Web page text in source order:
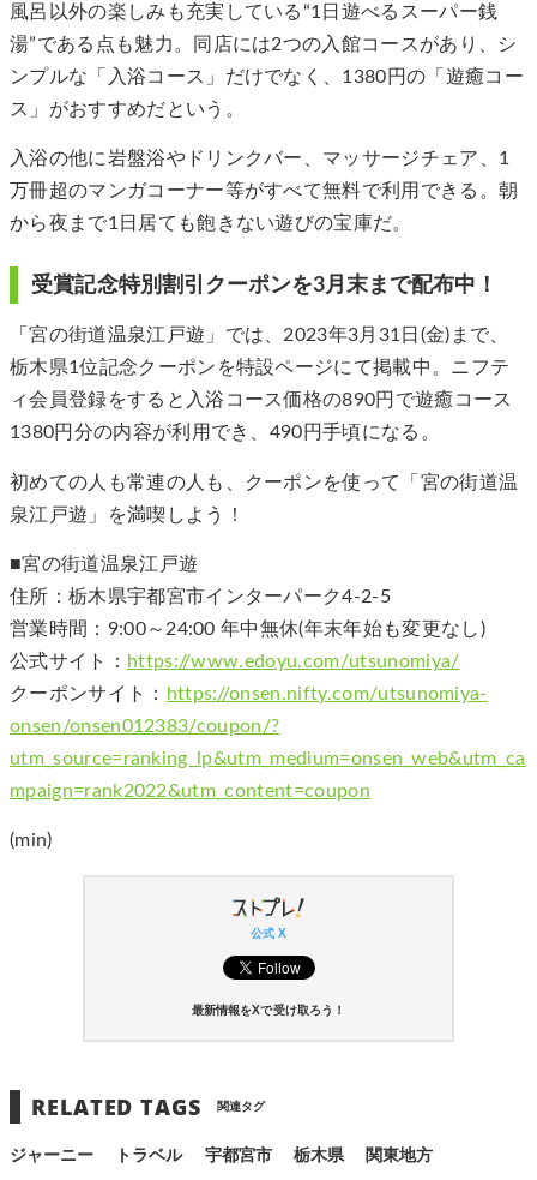
風呂以外の楽しみも充実している“1日遊べるスーパー銭
湯”である点も魅力。同店には2つの入館コースがあり、シ
ンプルな「入浴コース」だけでなく、1380円の「遊癒コー
ス」がおすすめだという。
入浴の他に岩盤浴やドリンクバー、マッサージチェア、1
万冊超のマンガコーナー等がすべて無料で利用できる。朝
から夜まで1日居ても飽きない遊びの宝庫だ。
受賞記念特別割引クーポンを3月末まで配布中！
「宮の街道温泉江戸遊」では、2023年3月31日(金)まで、
栃木県1位記念クーポンを特設ページにて掲載中。ニフテ
ィ会員登録をすると入浴コース価格の890円で遊癒コース
1380円分の内容が利用でき、490円手頃になる。
初めての人も常連の人も、クーポンを使って「宮の街道温
泉江戸遊」を満喫しよう！
■宮の街道温泉江戸遊
住所：栃木県宇都宮市インターパーク4-2-5
営業時間：9:00～24:00 年中無休(年末年始も変更なし)
公式サイト： https://www.edoyu.com/utsunomiya/
クーポンサイト：
https://onsen.nifty.com/utsunomiya-
onsen/onsen012383/coupon/?
utm_source=ranking_lp&utm_medium=onsen_web&utm_ca
mpaign=rank2022&utm_content=coupon
(min)
公式 X
最新情報をXで受け取ろう！
RELATED TAGS 関連タグ
ジャーニー トラベル 宇都宮市 栃木県 関東地方